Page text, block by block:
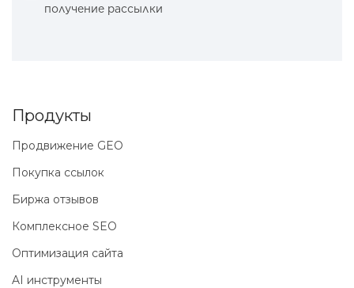
получение рассылки
Продукты
Продвижение GEO
Покупка ссылок
Биржа отзывов
Комплексное SEO
Оптимизация сайта
AI инструменты